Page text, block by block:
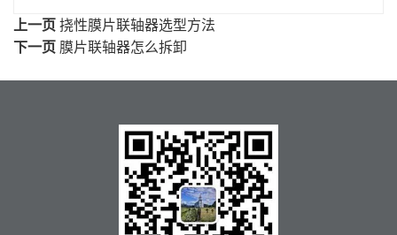
上一页 挠性膜片联轴器选型方法
下一页 膜片联轴器怎么拆卸